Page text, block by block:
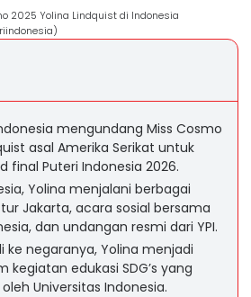
2025 Yolina Lindquist di Indonesia
mengundang Miss Cosmo
asal Amerika Serikat untuk
final Puteri Indonesia 2026.
Yolina menjalani berbagai
Jakarta, acara sosial bersama
dan undangan resmi dari YPI.
ke negaranya, Yolina menjadi
kegiatan edukasi SDG’s yang
Universitas Indonesia.